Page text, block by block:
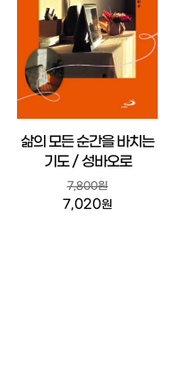
삶의 모든 순간을 바치는
기도 / 성바오로
7,800원
7,020원